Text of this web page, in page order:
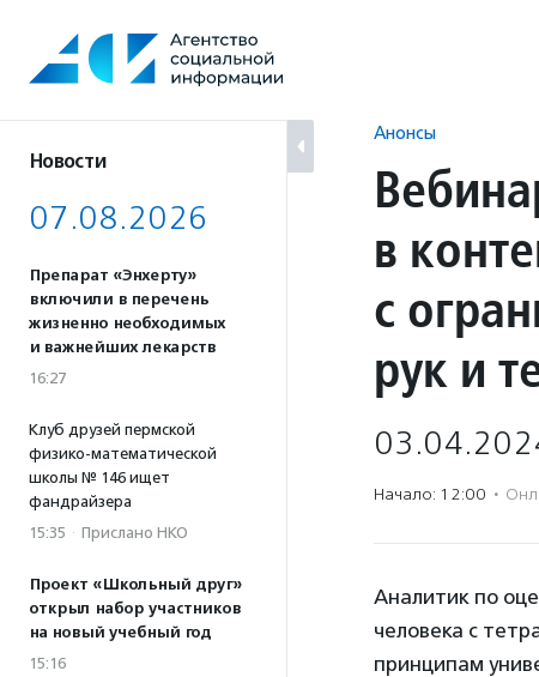
содержанию
Новости
07.08.2026
Препарат «Энхерту»
включили в перечень
жизненно необходимых
и важнейших лекарств
16:27
Клуб друзей пермской
физико-математической
школы № 146 ищет
фандрайзера
15:35 · Прислано НКО
Проект «Школьный друг»
открыл набор участников
на новый учебный год
15:16
Анонсы
в
с
рук и
Начало: 12:00 ·
Аналитик по
человека с
принципам